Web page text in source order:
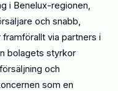
i Benelux-regionen,
och snabb,
framförallt via partners i
bolagets styrkor
och
som en